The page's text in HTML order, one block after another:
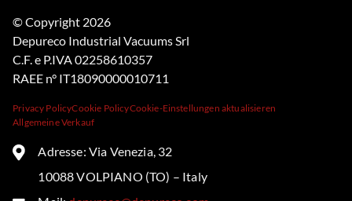
© Copyright 2026
Depureco Industrial Vacuums Srl
C.F. e P.IVA 02258610357
RAEE n° IT18090000010711
Privacy PolicyCookie PolicyCookie-Einstellungen aktualisieren
Allgemeine Verkauf
Adresse: Via Venezia, 32
10088 VOLPIANO (TO) – Italy